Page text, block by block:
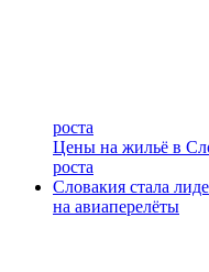
роста
Цены на жильё в
роста
Словакия стала
на авиаперелёты